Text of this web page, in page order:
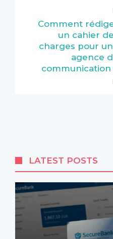
Comment
un cahier
charges pour
agence
communication
LATEST POSTS